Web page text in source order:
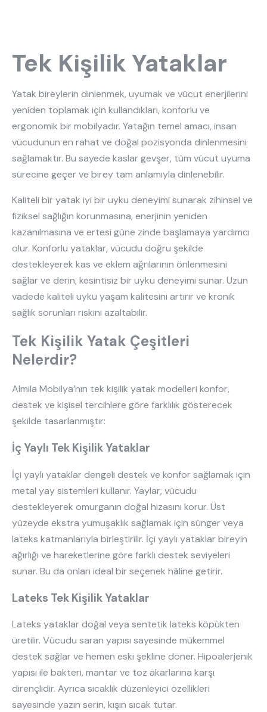
Tek Kişilik Yataklar
Yatak bireylerin dinlenmek, uyumak ve vücut enerjilerini
yeniden toplamak için kullandıkları, konforlu ve
ergonomik bir mobilyadır. Yatağın temel amacı, insan
vücudunun en rahat ve doğal pozisyonda dinlenmesini
sağlamaktır. Bu sayede kaslar gevşer, tüm vücut uyuma
sürecine geçer ve birey tam anlamıyla dinlenebilir.
Kaliteli bir yatak iyi bir uyku deneyimi sunarak zihinsel ve
fiziksel sağlığın korunmasına, enerjinin yeniden
kazanılmasına ve ertesi güne zinde başlamaya yardımcı
olur. Konforlu yataklar, vücudu doğru şekilde
destekleyerek kas ve eklem ağrılarının önlenmesini
sağlar ve derin, kesintisiz bir uyku deneyimi sunar. Uzun
vadede kaliteli uyku yaşam kalitesini artırır ve kronik
sağlık sorunları riskini azaltabilir.
Tek Kişilik Yatak Çeşitleri
Nelerdir?
Almila Mobilya’nın tek kişilik yatak modelleri konfor,
destek ve kişisel tercihlere göre farklılık gösterecek
şekilde tasarlanmıştır:
İç Yaylı Tek Kişilik Yataklar
İçi yaylı yataklar dengeli destek ve konfor sağlamak için
metal yay sistemleri kullanır. Yaylar, vücudu
destekleyerek omurganın doğal hizasını korur. Üst
yüzeyde ekstra yumuşaklık sağlamak için sünger veya
lateks katmanlarıyla birleştirilir. İçi yaylı yataklar bireyin
ağırlığı ve hareketlerine göre farklı destek seviyeleri
sunar. Bu da onları ideal bir seçenek hâline getirir.
Lateks Tek Kişilik Yataklar
Lateks yataklar doğal veya sentetik lateks köpükten
üretilir. Vücudu saran yapısı sayesinde mükemmel
destek sağlar ve hemen eski şekline döner. Hipoalerjenik
yapısı ile bakteri, mantar ve toz akarlarına karşı
dirençlidir. Ayrıca sıcaklık düzenleyici özellikleri
sayesinde yazın serin, kışın sıcak tutar.